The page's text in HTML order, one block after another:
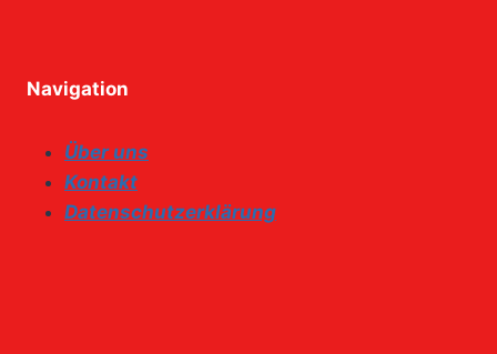
Navigation
Über uns
Kontakt
Datenschutzerklärung